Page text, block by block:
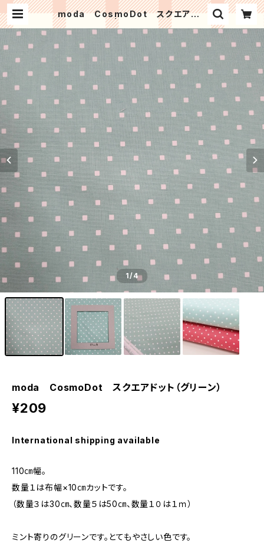
moda CosmoDot スクエアドッ
ト（グリーン） | Patchwork kit sh
op HinaPatch
1/4
moda CosmoDot スクエアドット（グリーン）
¥209
International shipping available
110㎝幅。
数量１は布幅×10㎝カットです。
（数量３は30㎝、数量５は50㎝、数量１０は１ｍ）
ミント寄りのグリーンです。とてもやさしい色です。